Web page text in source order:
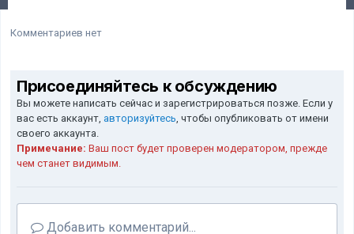
Комментариев нет
Присоединяйтесь к обсуждению
Вы можете написать сейчас и зарегистрироваться позже. Если у
вас есть аккаунт, авторизуйтесь, чтобы опубликовать от имени
своего аккаунта.
Примечание: Ваш пост будет проверен модератором, прежде
чем станет видимым.
Добавить комментарий...